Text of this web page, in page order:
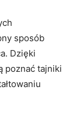
sposób
Dzięki
poznać tajniki